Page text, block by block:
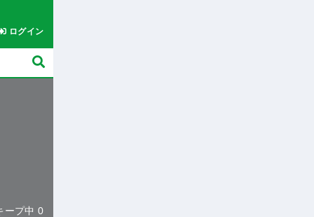
ログイン
ープ中 0